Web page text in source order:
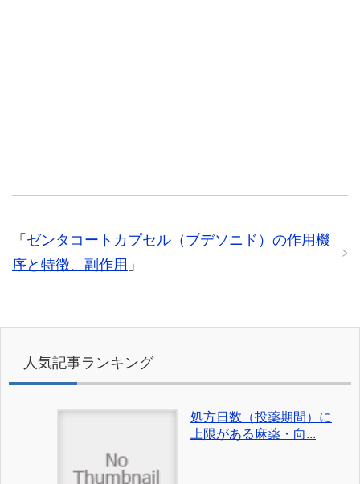
「 ゼンタコートカプセル（ブデソニド）の作用機
序と特徴、副作用 」
人気記事ランキング
処方日数（投薬期間）に
上限がある麻薬・向...